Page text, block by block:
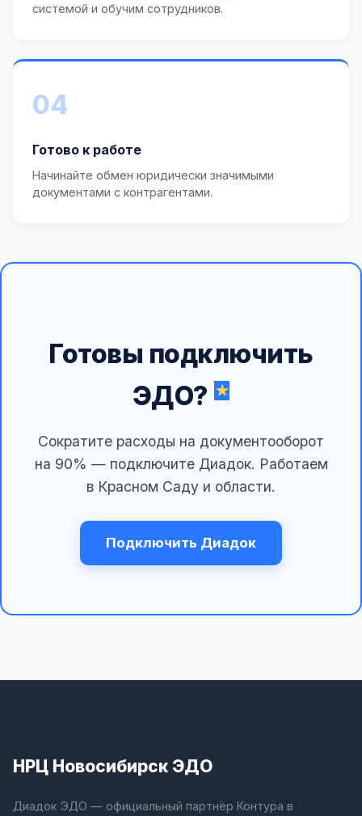
системой и обучим сотрудников.
04
Готово к работе
Начинайте обмен юридически значимыми
документами с контрагентами.
Готовы подключить
ЭДО?
Сократите расходы на документооборот
на 90% — подключите Диадок. Работаем
в Красном Саду и области.
Подключить Диадок
НРЦ Новосибирск ЭДО
Диадок ЭДО — официальный партнёр Контура в